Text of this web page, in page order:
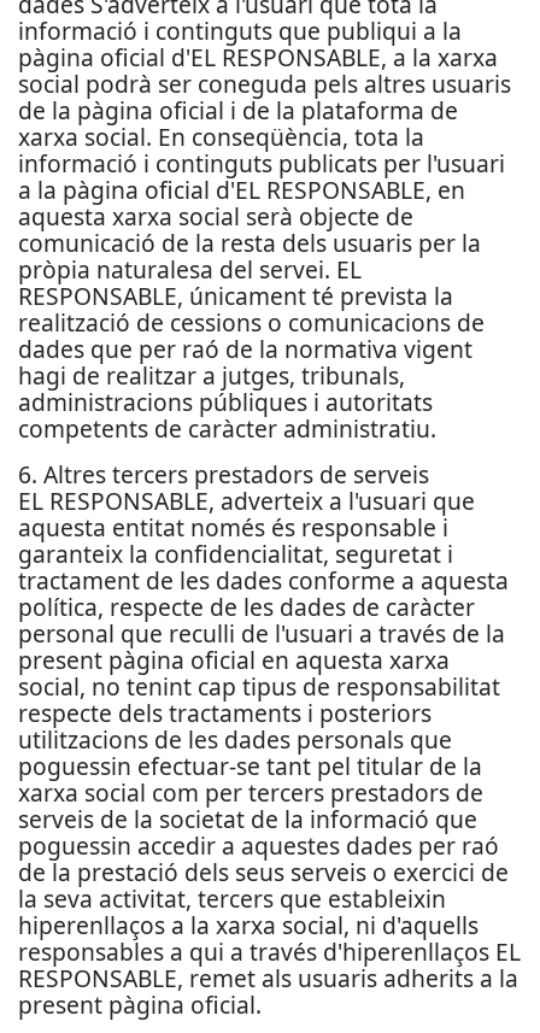
informació i continguts que publiqui a la
pàgina oficial d'EL RESPONSABLE, a la xarxa
social podrà ser coneguda pels altres usuaris
de la pàgina oficial i de la plataforma de
xarxa social. En conseqüència, tota la
informació i continguts publicats per l'usuari
a la pàgina oficial d'EL RESPONSABLE, en
aquesta xarxa social serà objecte de
comunicació de la resta dels usuaris per la
pròpia naturalesa del servei. EL
RESPONSABLE, únicament té prevista la
realització de cessions o comunicacions de
dades que per raó de la normativa vigent
hagi de realitzar a jutges, tribunals,
administracions públiques i autoritats
competents de caràcter administratiu.
6. Altres tercers prestadors de serveis
EL RESPONSABLE, adverteix a l'usuari que
aquesta entitat només és responsable i
garanteix la confidencialitat, seguretat i
tractament de les dades conforme a aquesta
política, respecte de les dades de caràcter
personal que reculli de l'usuari a través de la
present pàgina oficial en aquesta xarxa
social, no tenint cap tipus de responsabilitat
respecte dels tractaments i posteriors
utilitzacions de les dades personals que
poguessin efectuar-se tant pel titular de la
xarxa social com per tercers prestadors de
serveis de la societat de la informació que
poguessin accedir a aquestes dades per raó
de la prestació dels seus serveis o exercici de
la seva activitat, tercers que estableixin
hiperenllaços a la xarxa social, ni d'aquells
responsables a qui a través d'hiperenllaços EL
RESPONSABLE, remet als usuaris adherits a la
present pàgina oficial.